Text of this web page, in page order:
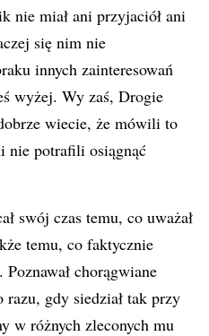
nie miał ani przyjaciół ani
się nim nie
innych zainteresowań
wyżej. Wy zaś, Drogie
wiecie, że mówili to
nie potrafili osiągnąć
swój czas temu, co uważał
temu, co faktycznie
Poznawał chorągwiane
gdy siedział tak przy
w różnych zleconych mu